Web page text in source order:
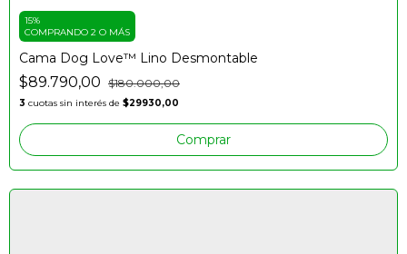
15%
COMPRANDO 2 O MÁS
Cama Dog Love™️ Lino Desmontable
$89.790,00 $180.000,00
3 cuotas sin interés de $29930,00
Comprar